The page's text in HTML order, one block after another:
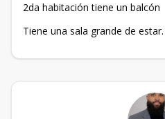
2da habitación tiene un balcón
Tiene una sala grande de estar.